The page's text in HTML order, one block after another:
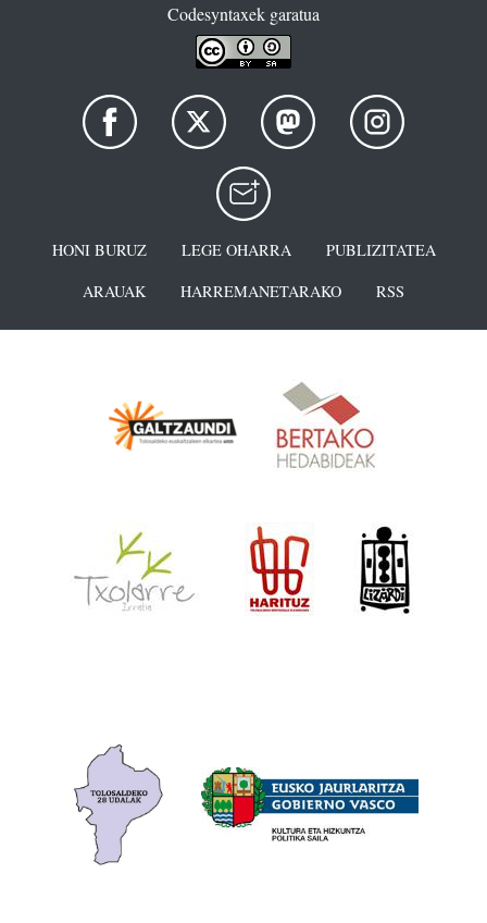
Codesyntaxek garatua
HONI BURUZ LEGE OHARRA
PUBLIZITATEA
ARAUAK
HARREMANETARAKO RSS